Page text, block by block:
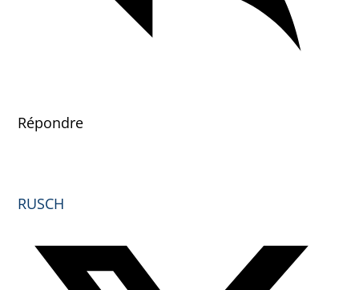
Répondre
RUSCH